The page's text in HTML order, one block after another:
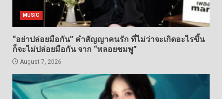
MUSIC
“อย่าปล่อยมือกัน” คำสัญญาคนรัก ที่ไม่ว่าจะเกิดอะไรขึ้น
ก็จะไม่ปล่อยมือกัน จาก “พลอยชมพู”
August 7, 2026